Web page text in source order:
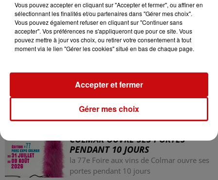
LES AUTRES ACTUALITÉS
31 juillet 2026
MULHOUSE : UN HOMME
PRISON AVEC SURSIS...
Mulhouse : un homme condamné à trois
nazi
31 juillet 2026
COLMAR OUVRE SES PORTES
PENDANT 10 JOURS
la 77e Foire aux vins de Colmar ouvre ses
portes pendant 10 jours
Vous pouvez accepter en cliquant sur "Accepter et fermer", ou affiner en
sélectionnant les finalités et/ou partenaires dans "Gérer mes choix".
Vous pouvez également refuser en cliquant sur "Continuer sans
accepter". Vos préférences ne s'appliqueront que pour ce site. Vous
pouvez mettre à jour vos choix, ou retirer votre consentement à tout
moment via le lien "Gérer les cookies" situé en bas de chaque page.
Gérer mes choix
Accepter et fermer